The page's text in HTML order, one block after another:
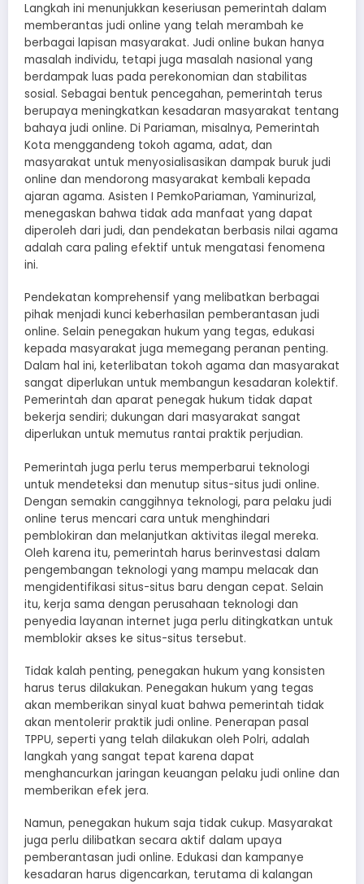
Langkah ini menunjukkan keseriusan pemerintah dalam
memberantas judi online yang telah merambah ke
berbagai lapisan masyarakat. Judi online bukan hanya
masalah individu, tetapi juga masalah nasional yang
berdampak luas pada perekonomian dan stabilitas
sosial. Sebagai bentuk pencegahan, pemerintah terus
berupaya meningkatkan kesadaran masyarakat tentang
bahaya judi online. Di Pariaman, misalnya, Pemerintah
Kota menggandeng tokoh agama, adat, dan
masyarakat untuk menyosialisasikan dampak buruk judi
online dan mendorong masyarakat kembali kepada
ajaran agama. Asisten I PemkoPariaman, Yaminurizal,
menegaskan bahwa tidak ada manfaat yang dapat
diperoleh dari judi, dan pendekatan berbasis nilai agama
adalah cara paling efektif untuk mengatasi fenomena
ini.
Pendekatan komprehensif yang melibatkan berbagai
pihak menjadi kunci keberhasilan pemberantasan judi
online. Selain penegakan hukum yang tegas, edukasi
kepada masyarakat juga memegang peranan penting.
Dalam hal ini, keterlibatan tokoh agama dan masyarakat
sangat diperlukan untuk membangun kesadaran kolektif.
Pemerintah dan aparat penegak hukum tidak dapat
bekerja sendiri; dukungan dari masyarakat sangat
diperlukan untuk memutus rantai praktik perjudian.
Pemerintah juga perlu terus memperbarui teknologi
untuk mendeteksi dan menutup situs-situs judi online.
Dengan semakin canggihnya teknologi, para pelaku judi
online terus mencari cara untuk menghindari
pemblokiran dan melanjutkan aktivitas ilegal mereka.
Oleh karena itu, pemerintah harus berinvestasi dalam
pengembangan teknologi yang mampu melacak dan
mengidentifikasi situs-situs baru dengan cepat. Selain
itu, kerja sama dengan perusahaan teknologi dan
penyedia layanan internet juga perlu ditingkatkan untuk
memblokir akses ke situs-situs tersebut.
Tidak kalah penting, penegakan hukum yang konsisten
harus terus dilakukan. Penegakan hukum yang tegas
akan memberikan sinyal kuat bahwa pemerintah tidak
akan mentolerir praktik judi online. Penerapan pasal
TPPU, seperti yang telah dilakukan oleh Polri, adalah
langkah yang sangat tepat karena dapat
menghancurkan jaringan keuangan pelaku judi online dan
memberikan efek jera.
Namun, penegakan hukum saja tidak cukup. Masyarakat
juga perlu dilibatkan secara aktif dalam upaya
pemberantasan judi online. Edukasi dan kampanye
kesadaran harus digencarkan, terutama di kalangan